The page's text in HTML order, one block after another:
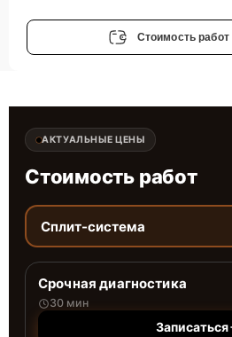
Стоимость работ
АКТУАЛЬНЫЕ ЦЕНЫ
Стоимость работ
Сплит-система
Срочная диагностика
30 мин
Записаться